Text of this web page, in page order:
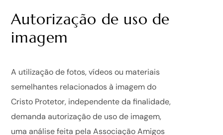
Autorização de uso de
imagem
A utilização de fotos, vídeos ou materiais
semelhantes relacionados à imagem do
Cristo Protetor, independente da finalidade,
demanda autorização de uso de imagem,
uma análise feita pela Associação Amigos